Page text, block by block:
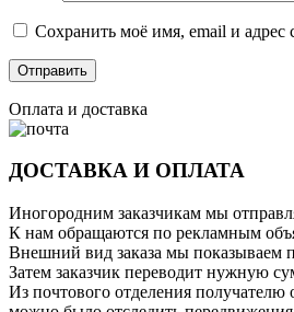
Сохранить моё имя, email и адрес
Оплата и доставка
ДОСТАВКА И ОПЛАТА
Иногородним заказчикам мы
К нам обращаются по рекламным
Внешний вид заказа мы показываем
Затем заказчик переводит нужную
Из почтового отделения